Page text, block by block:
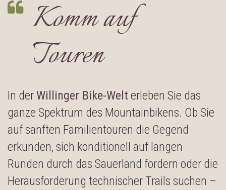
Komm auf
Touren
In der Willinger Bike-Welt erleben Sie das
ganze Spektrum des Mountainbikens. Ob Sie
auf sanften Familientouren die Gegend
erkunden, sich konditionell auf langen
Runden durch das Sauerland fordern oder die
Herausforderung technischer Trails suchen –